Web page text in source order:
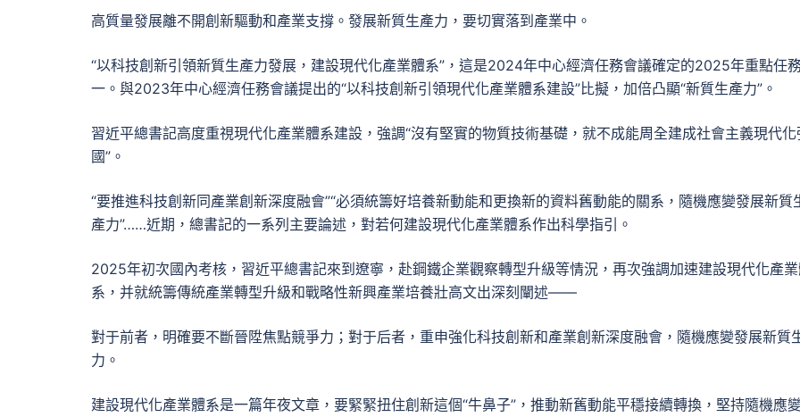
高質量發展離不開創新驅動和產業支撐。發展新質生產力，要切實落到產業中。
“以科技創新引領新質生產力發展，建設現代化產業體系”，這是2024年中心經濟任務會議確定的2025年重點任
一。與2023年中心經濟任務會議提出的“以科技創新引領現代化產業體系建設”比擬，加倍凸顯“新質生產力”。
習近平總書記高度重視現代化產業體系建設，強調“沒有堅實的物質技術基礎，就不成能周全建成社會主義現代化
國”。
“要推進科技創新同產業創新深度融會”“必須統籌好培養新動能和更換新的資料舊動能的關系，隨機應變發展新質
產力”……近期，總書記的一系列主要論述，對若何建設現代化產業體系作出科學指引。
2025年初次國內考核，習近平總書記來到遼寧，赴鋼鐵企業觀察轉型升級等情況，再次強調加速建設現代化產
系，并就統籌傳統產業轉型升級和戰略性新興產業培養壯高文出深刻闡述——
對于前者，明確要不斷晉陞焦點競爭力；對于后者，重申強化科技創新和產業創新深度融會，隨機應變發展新質
力。
建設現代化產業體系是一篇年夜文章，要緊緊扭住創新這個“牛鼻子”，推動新舊動能平穩接續轉換，堅持隨機應